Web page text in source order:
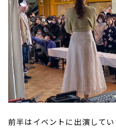
前半はイベントに出演して